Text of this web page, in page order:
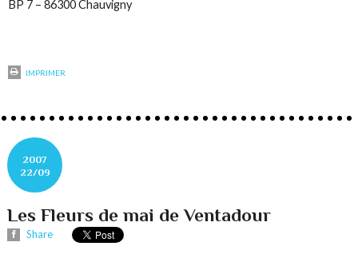
BP 7 – 86300 Chauvigny
IMPRIMER
2007
22/09
Les Fleurs de mai de Ventadour
Share